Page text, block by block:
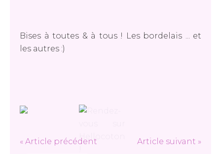
Bises à toutes & à tous ! Les bordelais ... et
les autres :)
« Article précédent Article suivant »